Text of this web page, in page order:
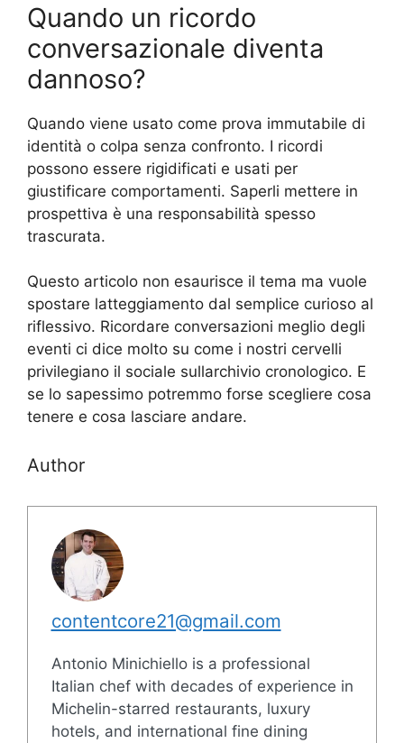
Quando un ricordo
conversazionale diventa
dannoso?
Quando viene usato come prova immutabile di
identità o colpa senza confronto. I ricordi
possono essere rigidificati e usati per
giustificare comportamenti. Saperli mettere in
prospettiva è una responsabilità spesso
trascurata.
Questo articolo non esaurisce il tema ma vuole
spostare latteggiamento dal semplice curioso al
riflessivo. Ricordare conversazioni meglio degli
eventi ci dice molto su come i nostri cervelli
privilegiano il sociale sullarchivio cronologico. E
se lo sapessimo potremmo forse scegliere cosa
tenere e cosa lasciare andare.
Author
contentcore21@gmail.com
Antonio Minichiello is a professional
Italian chef with decades of experience in
Michelin-starred restaurants, luxury
hotels, and international fine dining